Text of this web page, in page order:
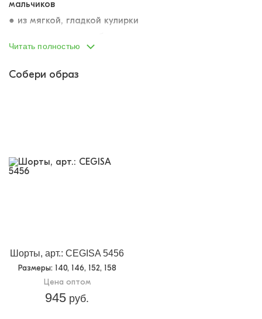
мальчиков
● из мягкой, гладкой кулирки
● полуприлегающий крой
Читать полностью
Собери образ
Шорты, арт.: CEGISA 5456
Размеры: 140, 146, 152, 158
Цена оптом
945 руб.